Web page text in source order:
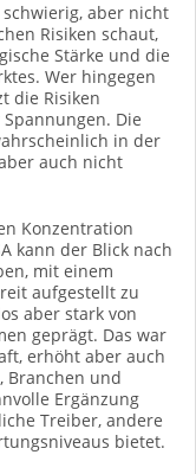
aber nicht
Risiken schaut,
Stärke und die
Wer hingegen
die Risiken
Die
in der
auch nicht
Konzentration
kann der Blick nach
mit einem
aufgestellt zu
aber stark von
geprägt. Das war
erhöht aber auch
Branchen und
Ergänzung
Treiber, andere
bietet.